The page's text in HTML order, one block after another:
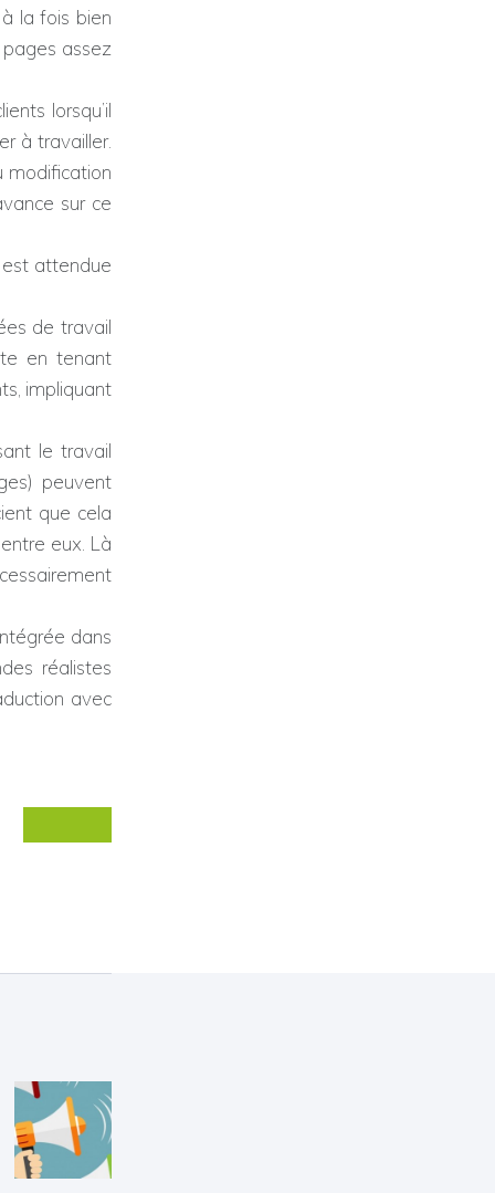
la fois bien
assez
lorsqu’il
à travailler.
modification
sur ce
est attendue
de travail
en tenant
impliquant
le travail
peuvent
que cela
eux. Là
dans
réalistes
avec